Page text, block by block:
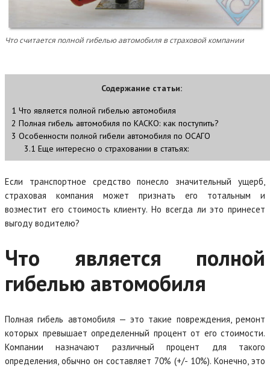
Что считается полной гибелью автомобиля в страховой компании
Содержание статьи:
1 Что является полной гибелью автомобиля
2 Полная гибель автомобиля по КАСКО: как поступить?
3 Особенности полной гибели автомобиля по ОСАГО
3.1 Еще интересно о страховании в статьях:
Если транспортное средство понесло значительный ущерб,
страховая компания может признать его тотальным и
возместит его стоимость клиенту. Но всегда ли это принесет
выгоду водителю?
Что является полной
гибелью автомобиля
Полная гибель автомобиля — это такие повреждения, ремонт
которых превышает определенный процент от его стоимости.
Компании назначают различный процент для такого
определения, обычно он составляет 70% (+/- 10%). Конечно, это